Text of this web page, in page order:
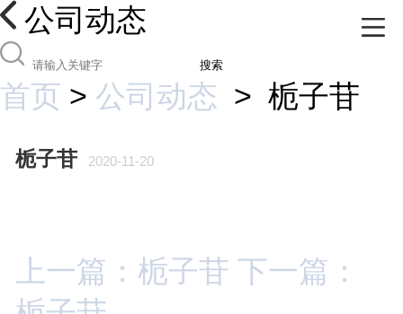
公司动态
搜索
首页 > 公司动态 > 栀子苷
栀子苷 2020-11-20
上一篇：栀子苷 下一篇：